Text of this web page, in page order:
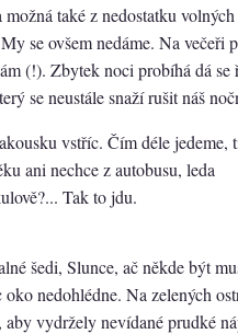
také z nedostatku
se ovšem nedáme. Na večeři
(!). Zbytek noci probíhá dá
se neustále snaží rušit náš
vstříc. Čím déle jedeme,
ani nechce z autobusu, leda
Tak to jdu.
šedi, Slunce, ač někde být
nedohlédne. Na zelených
vydržely nevídané prudké